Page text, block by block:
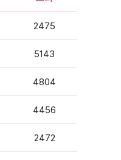
2475
5143
4804
4456
2472